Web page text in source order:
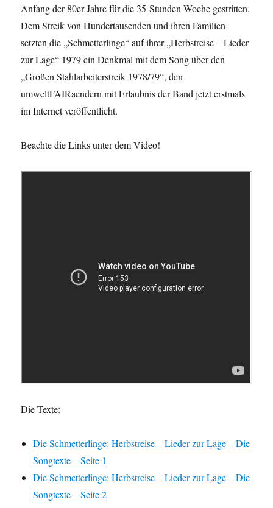
Anfang der 80er Jahre für die 35-Stunden-Woche gestritten.
Dem Streik von Hundertausenden und ihren Familien
setzten die „Schmetterlinge“ auf ihrer „Herbstreise – Lieder
zur Lage“ 1979 ein Denkmal mit dem Song über den
„Großen Stahlarbeiterstreik 1978/79“, den
umweltFAIRaendern mit Erlaubnis der Band jetzt erstmals
im Internet veröffentlicht.
Beachte die Links unter dem Video!
Die Texte:
Die Schmetterlinge: Herbstreise – Lieder zur Lage – Die
Songtexte – Seite 1
Die Schmetterlinge: Herbstreise – Lieder zur Lage – Die
Songtexte – Seite 2